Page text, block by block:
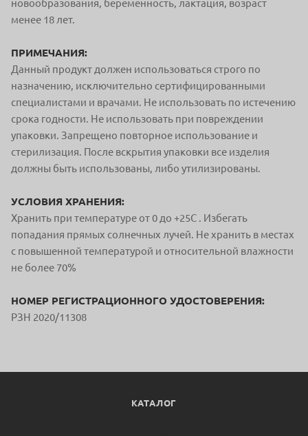
новообразования, беременность, лактация, возраст
менее 18 лет.
ПРИМЕЧАНИЯ:
Данный продукт должен использоваться строго по
назначению, исключительно сертифицированными
специалистами и врачами. Не использовать по истечению
срока годности. Не использовать при повреждении
упаковки. Запрещено повторное использование и
стерилизация. После вскрытия упаковки все изделия
должны быть использованы, либо утилизированы.
УСЛОВИЯ ХРАНЕНИЯ:
Хранить при температуре от 0 до +25С . Избегать
попадания прямых солнечных лучей. Не хранить в местах
с повышенной температурой и относительной влажности
не более 70%
НОМЕР РЕГИСТРАЦИОННОГО УДОСТОВЕРЕНИЯ:
РЗН 2020/11308
КАТАЛОГ